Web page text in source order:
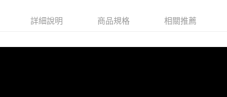
每筆NT$100，滿NT$700(含以上)免運費
詳細說明 商品規格 相關推薦